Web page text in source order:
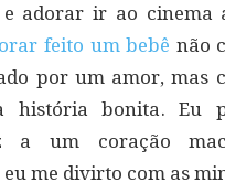
e adorar ir ao cinema
feito um bebê não
por um amor, mas
história bonita. Eu
a um coração
me divirto com as